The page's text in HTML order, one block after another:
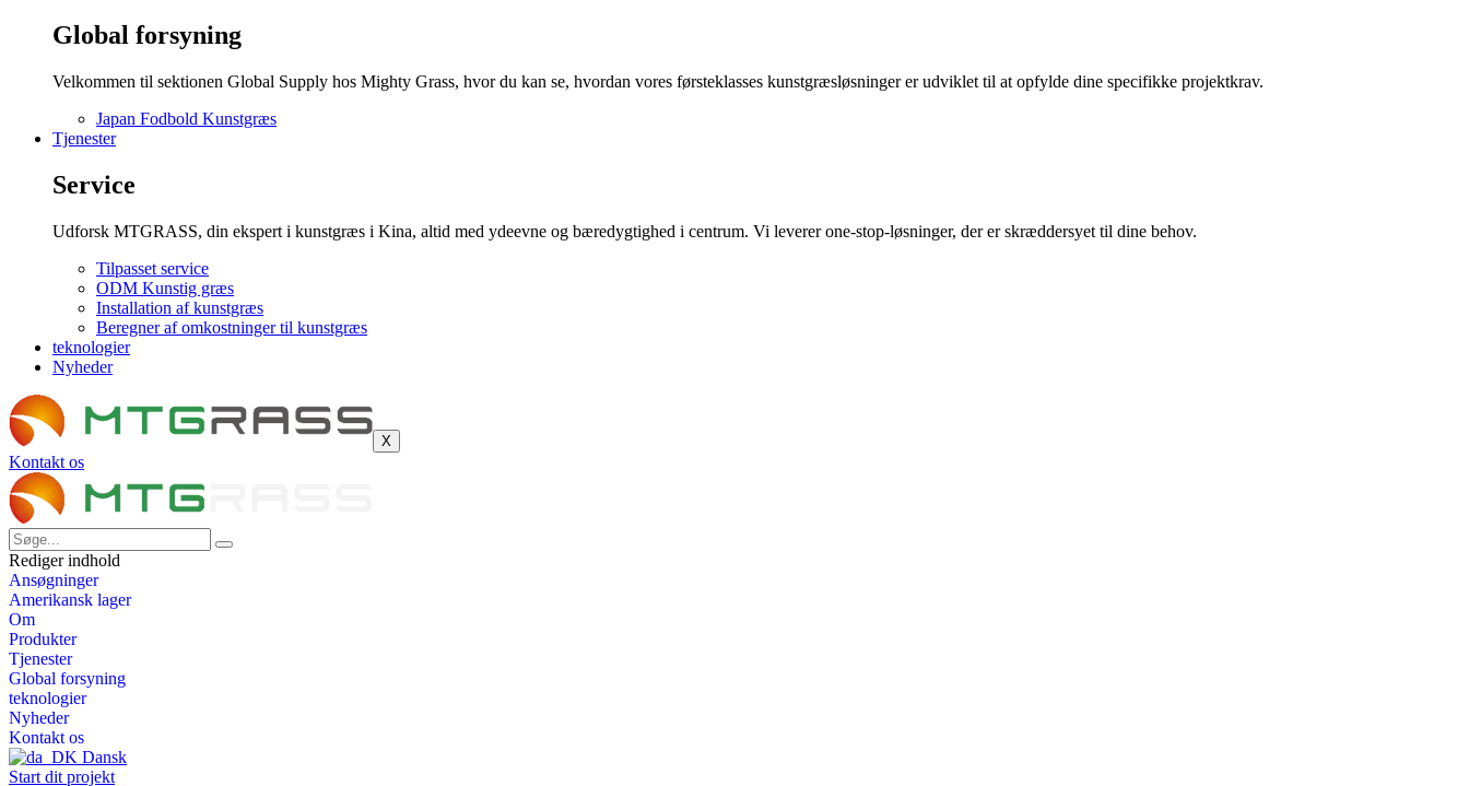
Global forsyning
Velkommen til sektionen Global Supply hos Mighty Grass, hvor du kan se, hvordan vores førsteklasses kunstgræsløsninger er udviklet til at opfylde dine specifikke projektkrav.
Japan Fodbold Kunstgræs
Tjenester
Service
Udforsk MTGRASS, din ekspert i kunstgræs i Kina, altid med ydeevne og bæredygtighed i centrum. Vi leverer one-stop-løsninger, der er skræddersyet til dine behov.
Tilpasset service
ODM Kunstig græs
Installation af kunstgræs
Beregner af omkostninger til kunstgræs
teknologier
Nyheder
X
Kontakt os
Rediger indhold
Ansøgninger
Amerikansk lager
Om
Produkter
Tjenester
Global forsyning
teknologier
Nyheder
Kontakt os
Dansk
Start dit projekt